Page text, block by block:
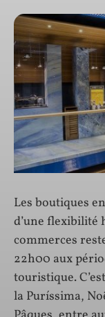
Les boutiques
d’une
commerces
22h00 aux
touristique.
la Puríssima,